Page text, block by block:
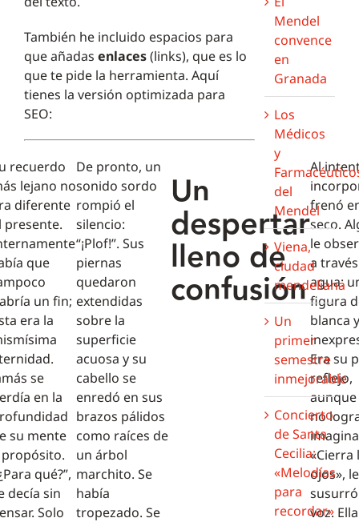
También he incluido espacios para
que añadas enlaces(links), que es lo
que te pide la herramienta. Aquí
tienes la versión optimizada para
SEO:
recuerdo
lejano no
diferente
presente.
que
un fin;
era la
se
en la
su mente
qué?”,
decía sin
Solo
De pronto, un
sonido sordo
rompió el
silencio:
“¡Plof!”. Sus
piernas
quedaron
extendidas
sobre la
superficie
acuosa y su
cabello se
enredó en sus
brazos pálidos
como raíces de
un árbol
marchito. Se
había
tropezado. Se
Un
despertar
lleno de
confusión
Al
frenó
seco.
le
a
agua:
figura
blanca
Era su
reflejo,
aunque
no
«Cierra
ojos», le
voz. Ella
Mendel
convence
en
Granada
Los
Médicos
y
del
Mendel
Viena,
ciudad
mendeliana
Un
primer
semestre
inmejorable
Concierto
de Santa
Cecilia:
«Melodías
para
recordar»